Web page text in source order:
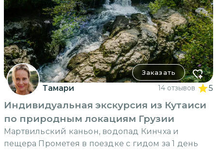
Заказать
Тамари 14 отзывов 5
Индивидуальная экскурсия из Кутаиси
по природным локациям Грузии
Мартвильский каньон, водопад Кинчха и
пещера Прометея в поездке с гидом за 1 день